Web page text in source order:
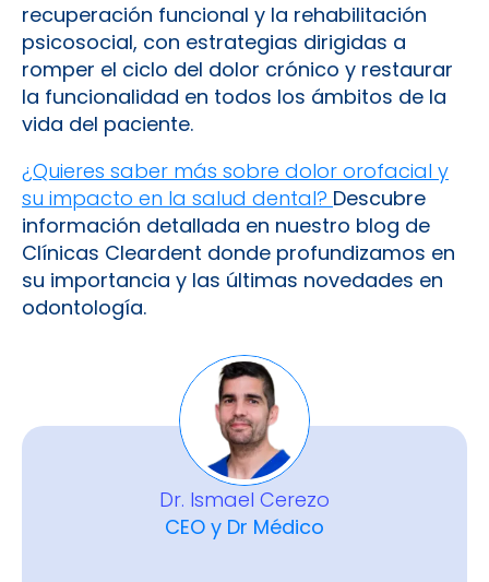
recuperación funcional y la rehabilitación
psicosocial, con estrategias dirigidas a
romper el ciclo del dolor crónico y restaurar
la funcionalidad en todos los ámbitos de la
vida del paciente.
¿Quieres saber más sobre dolor orofacial y
su impacto en la salud dental? Descubre
información detallada en nuestro blog de
Clínicas Cleardent donde profundizamos en
su importancia y las últimas novedades en
odontología.
Dr. Ismael Cerezo
CEO y Dr Médico